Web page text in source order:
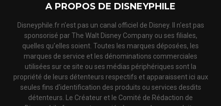
A PROPOS DE DISNEYPHILE
Disneyphile.fr n'est pas un canal officiel de Disney. Il n'est pas
sponsorisé par The Walt Disney Company ou ses filiales,
quelles qu'elles soient. Toutes les marques déposées, les
marques de service et les dénominations commerciales
utilisées sur ce site ou ses médias périphériques sont la
propriété de leurs détenteurs respectifs et apparaissent ici aux
seules fins d'identification des produits ou services desdits
détenteurs. Le Créateur et le Comité de Rédaction de